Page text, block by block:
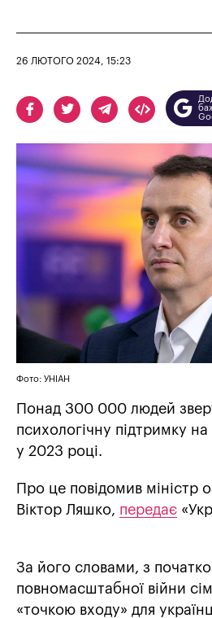
26 ЛЮТОГО 2024, 15:23
Фото: УНІАН
Понад 300 000 людей
психологічну підтримку
у 2023 році.
Про це повідомив міністр
Віктор Ляшко, передає
За його словами, з
повномасштабної війни
«точкою входу» для